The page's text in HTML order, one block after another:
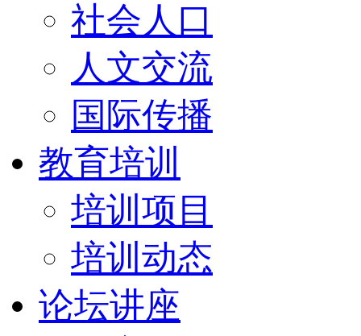
社会人口
人文交流
国际传播
教育培训
培训项目
培训动态
论坛讲座